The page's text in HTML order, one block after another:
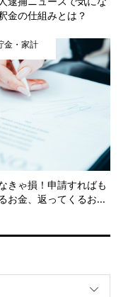
金の仕組みとは？
金・家計
きゃ損！申請すればも
お金、返ってくるお...